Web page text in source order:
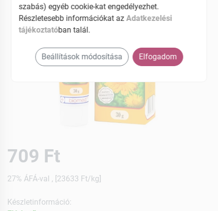
709 Ft
27% ÁFÁ-val , [23633 Ft/kg]
Készletinformáció:
szabás) egyéb cookie-kat engedélyezhet.
Részletesebb információkat azAdatkezelési
tájékoztatóban talál.
Beállítások módosítása Elfogadom